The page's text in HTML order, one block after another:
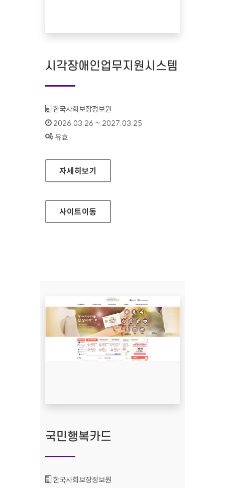
시각장애인업무지원시스템
기관명 :
한국사회보장정보원
인증기간 :
2026.03.26 ~ 2027.03.25
상태 :
유효
시각장애인업무지원시스템
자세히보기
사이트이동
국민행복카드
기관명 :
한국사회보장정보원